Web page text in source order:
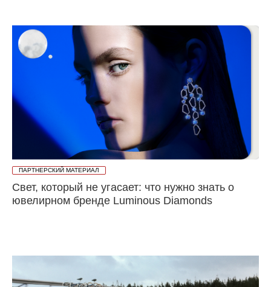
ПАРТНЕРСКИЙ МАТЕРИАЛ
Свет, который не угасает: что нужно знать о
ювелирном бренде Luminous Diamonds